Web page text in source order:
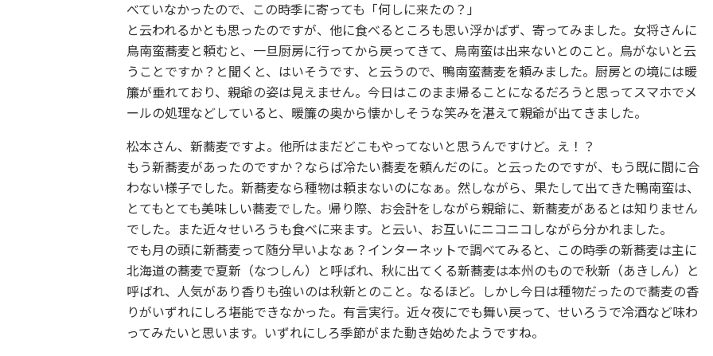
べていなかったので、この時季に寄っても「何しに来たの？」
と云われるかとも思ったのですが、他に食べるところも思い浮かばず、寄ってみました。女将さんに
鳥南蛮蕎麦と頼むと、一旦厨房に行ってから戻ってきて、鳥南蛮は出来ないとのこと。鳥がないと云
うことですか？と聞くと、はいそうです、と云うので、鴨南蛮蕎麦を頼みました。厨房との境には暖
簾が垂れており、親爺の姿は見えません。今日はこのまま帰ることになるだろうと思ってスマホでメ
ールの処理などしていると、暖簾の奥から懐かしそうな笑みを湛えて親爺が出てきました。
松本さん、新蕎麦ですよ。他所はまだどこもやってないと思うんですけど。え！？
もう新蕎麦があったのですか？ならば冷たい蕎麦を頼んだのに。と云ったのですが、もう既に間に合
わない様子でした。新蕎麦なら種物は頼まないのになぁ。然しながら、果たして出てきた鴨南蛮は、
とてもとても美味しい蕎麦でした。帰り際、お会計をしながら親爺に、新蕎麦があるとは知りません
でした。また近々せいろうも食べに来ます。と云い、お互いにニコニコしながら分かれました。
でも月の頭に新蕎麦って随分早いよなぁ？インターネットで調べてみると、この時季の新蕎麦は主に
北海道の蕎麦で夏新（なつしん）と呼ばれ、秋に出てくる新蕎麦は本州のもので秋新（あきしん）と
呼ばれ、人気があり香りも強いのは秋新とのこと。なるほど。しかし今日は種物だったので蕎麦の香
りがいずれにしろ堪能できなかった。有言実行。近々夜にでも舞い戻って、せいろうで冷酒など味わ
ってみたいと思います。いずれにしろ季節がまた動き始めたようですね。